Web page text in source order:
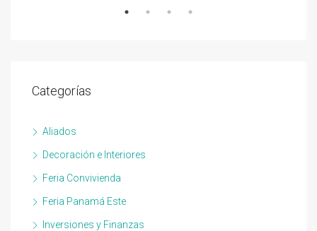
Categorías
Aliados
Decoración e Interiores
Feria Convivienda
Feria Panamá Este
Inversiones y Finanzas